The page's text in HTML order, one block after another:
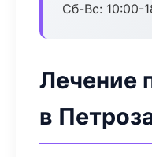
Сб-Вс: 10:00-
Лечение
в